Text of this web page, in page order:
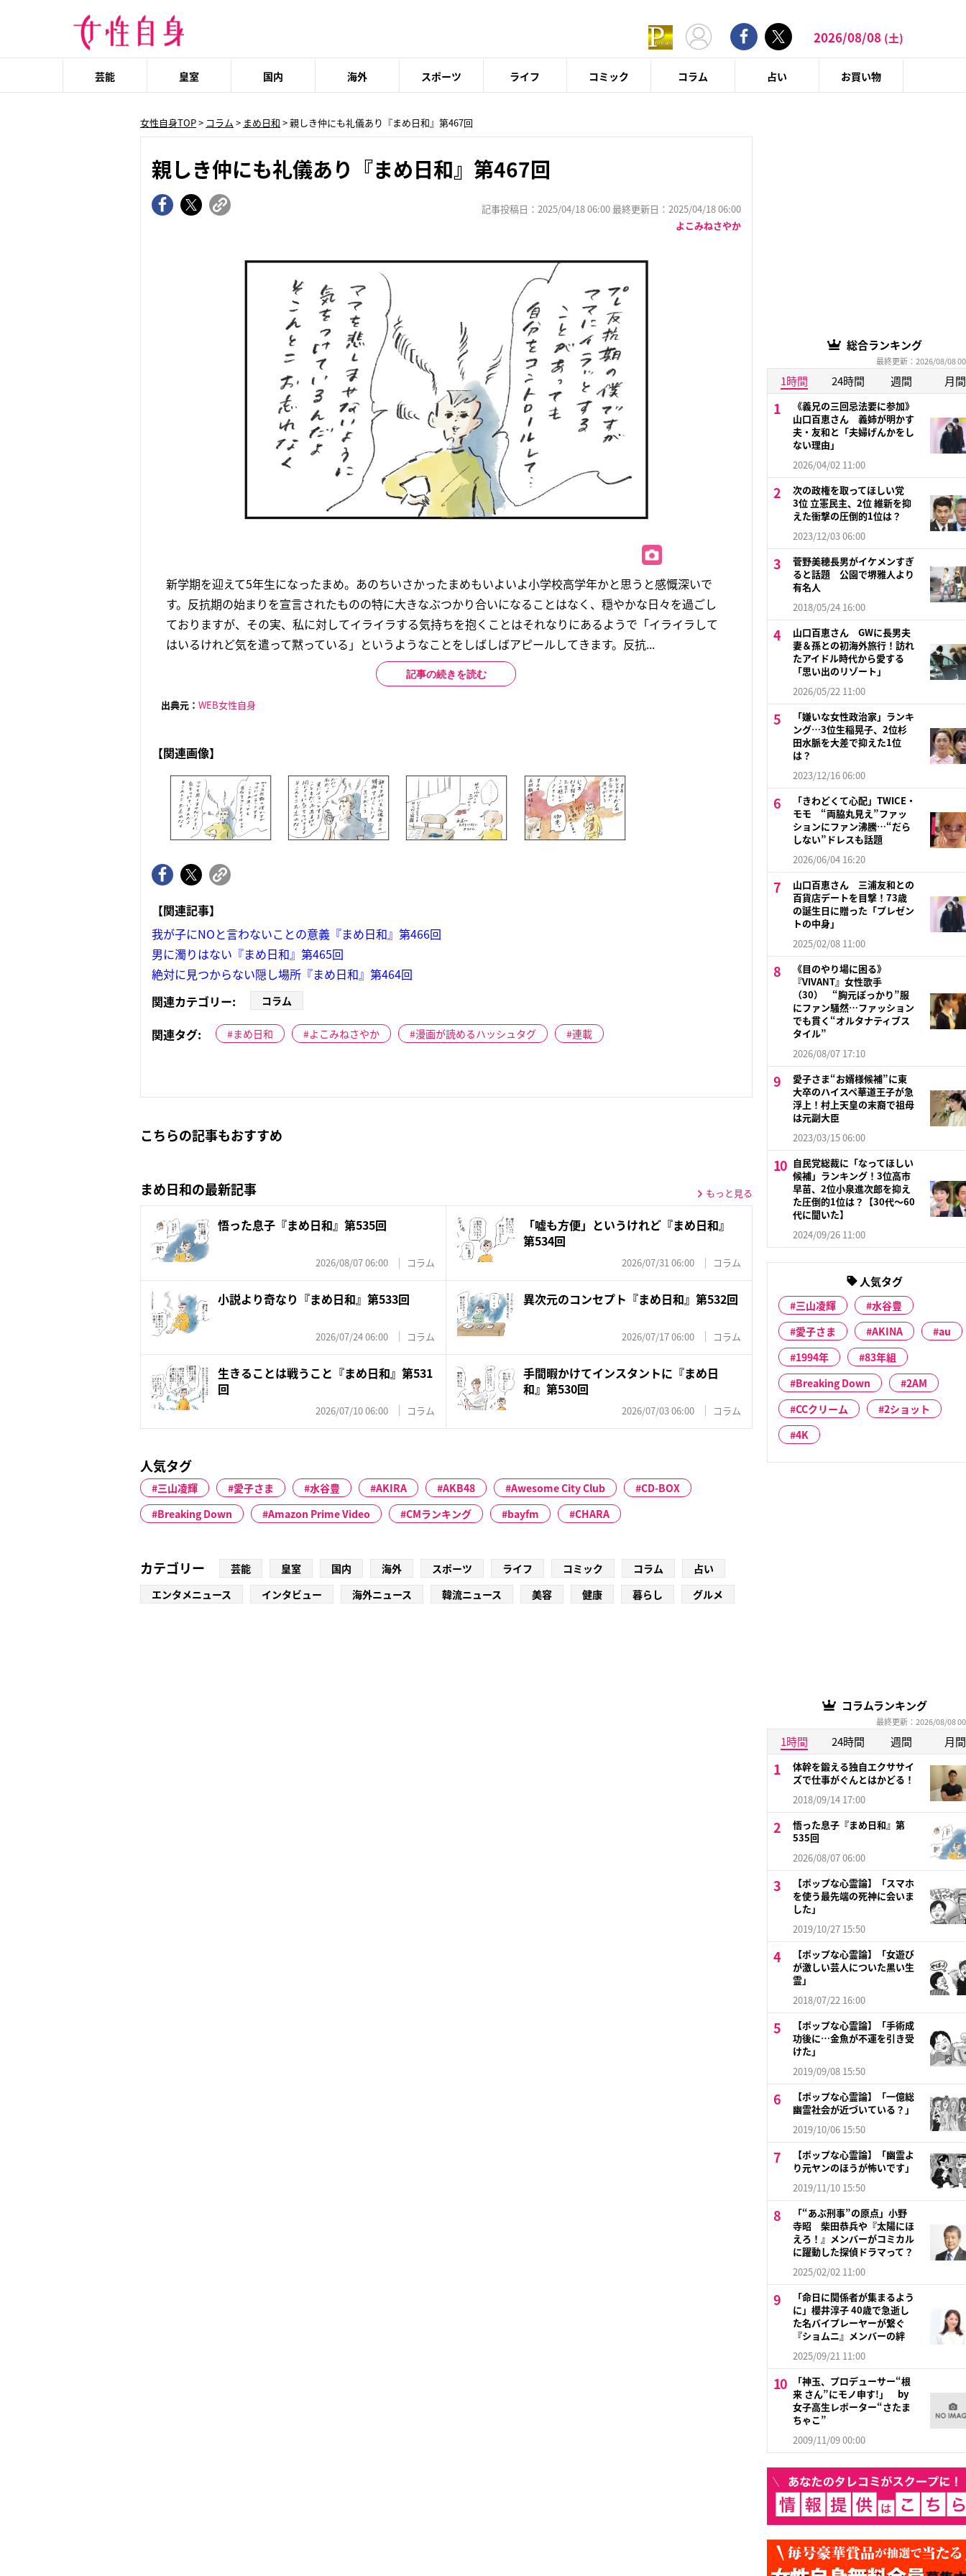
2026/08/08 (土)
芸能 皇室 国内 海外 スポーツ ライフ コミック コラム 占い お買い物
女性自身TOP> コラム > まめ日和 > 親しき仲にも礼儀あり『まめ日和』第467回
親しき仲にも礼儀あり『まめ日和』第467回
記事投稿日：2025/04/18 06:00 最終更新日：2025/04/18 06:00
よこみねさやか
新学期を迎えて5年生になったまめ。あのちいさかったまめもいよいよ小学校高学年かと思うと感慨深いで
す。反抗期の始まりを宣言されたものの特に大きなぶつかり合いになることはなく、穏やかな日々を過ごし
ておりますが、その実、私に対してイライラする気持ちを抱くことはそれなりにあるようで「イライラして
はいるけれど気を遣って黙っている」というようなことをしばしばアピールしてきます。反抗...
記事の続きを読む
出典元： WEB女性自身
【関連画像】
【関連記事】
我が子にNOと言わないことの意義『まめ日和』第466回
男に濁りはない『まめ日和』第465回
絶対に見つからない隠し場所『まめ日和』第464回
関連カテゴリー:
コラム
関連タグ: まめ日和 よこみねさやか 漫画が読めるハッシュタグ 連載
こちらの記事もおすすめ
まめ日和の最新記事 もっと見る
悟った息子『まめ日和』第535回
2026/08/07 06:00 コラム
「嘘も方便」というけれど『まめ日和』
第534回
2026/07/31 06:00 コラム
小説より奇なり『まめ日和』第533回
2026/07/24 06:00 コラム
異次元のコンセプト『まめ日和』第532回
2026/07/17 06:00 コラム
生きることは戦うこと『まめ日和』第531
回
2026/07/10 06:00 コラム
手間暇かけてインスタントに『まめ日
和』第530回
2026/07/03 06:00 コラム
人気タグ
三山凌輝 愛子さま 水谷豊 AKIRA AKB48 Awesome City Club
CD-BOX
Breaking Down
Amazon Prime Video CMランキング bayfm CHARA
カテゴリー 芸能 皇室 国内 海外 スポーツ ライフ コミック コラム
占い
エンタメニュース
インタビュー 海外ニュース 韓流ニュース 美容 健康 暮らし グルメ
総合ランキング
最終更新：2026/08/08
1時間 24時間 週間 月間
《義兄の三回忌法要に参加》
山口百恵さん 義姉が明かす
夫・友和と「夫婦げんかをし
ない理由」
2026/04/02 11:00
次の政権を取ってほしい党
3位 立憲民主、2位 維新を抑
えた衝撃の圧倒的1位は？
2023/12/03 06:00
菅野美穂長男がイケメンすぎ
ると話題 公園で堺雅人より
有名人
2018/05/24 16:00
山口百恵さん GWに長男夫
妻＆孫との初海外旅行！訪れ
たアイドル時代から愛する
「思い出のリゾート」
2026/05/22 11:00
「嫌いな女性政治家」ランキ
ング…3位生稲晃子、2位杉
田水脈を大差で抑えた1位
は？
2023/12/16 06:00
「きわどくて心配」TWICE・
モモ “両脇丸見え”ファッ
ションにファン沸騰…“だら
しない”ドレスも話題
2026/06/04 16:20
山口百恵さん 三浦友和との
百貨店デートを目撃！73歳
の誕生日に贈った「プレゼン
トの中身」
2025/02/08 11:00
《目のやり場に困る》
『VIVANT』女性歌手
（30） “胸元ぽっかり”服
にファン騒然…ファッション
でも貫く“オルタナティブス
タイル”
2026/08/07 17:10
愛子さま“お婿様候補”に東
大卒のハイスペ華道王子が急
浮上！村上天皇の末裔で祖母
は元副大臣
2023/03/15 06:00
自民党総裁に「なってほしい
候補」ランキング！3位高市
早苗、2位小泉進次郎を抑え
た圧倒的1位は？【30代〜60
代に聞いた】
2024/09/26 11:00
人気タグ
三山凌輝
水谷豊
愛子さま
AKINA
au
1994年
83年組
Breaking Down
2AM
CCクリーム
2ショット
4K
コラムランキング
最終更新：2026/08/08
1時間 24時間 週間 月間
体幹を鍛える独自エクササイ
ズで仕事がぐんとはかどる！
2018/09/14 17:00
悟った息子『まめ日和』第
535回
2026/08/07 06:00
【ポップな心霊論】「スマホ
を使う最先端の死神に会いま
した」
2019/10/27 15:50
【ポップな心霊論】「女遊び
が激しい芸人についた黒い生
霊」
2018/07/22 16:00
【ポップな心霊論】「手術成
功後に…金魚が不運を引き受
けた」
2019/09/08 15:50
【ポップな心霊論】「一億総
幽霊社会が近づいている？」
2019/10/06 15:50
【ポップな心霊論】「幽霊よ
り元ヤンのほうが怖いです」
2019/11/10 15:50
「“あぶ刑事”の原点」小野
寺昭 柴田恭兵や『太陽にほ
えろ！』メンバーがコミカル
に躍動した探偵ドラマって？
2025/02/02 11:00
「命日に関係者が集まるよう
に」櫻井淳子 40歳で急逝し
た名バイプレーヤーが繋ぐ
『ショムニ』メンバーの絆
2025/09/21 11:00
「神玉、プロデューサー“根
来 さん”にモノ申す!」 by
女子高生レポーター“さたま
ちゃこ”
2009/11/09 00:00